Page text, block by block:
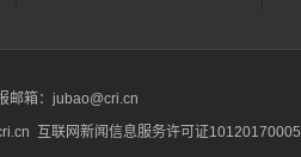
邮箱：jubao@cri.cn
互联网新闻信息服务许可证10120170005